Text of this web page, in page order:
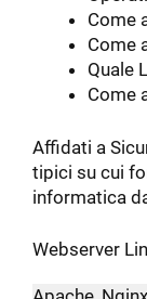
Come
Come
Quale
Come
Affidati a
tipici su cui
informatica
Webserver